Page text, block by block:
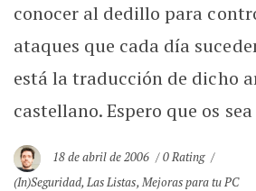
conocer al dedillo para
ataques que cada día
está la traducción de dicho
castellano. Espero que os
18 de abril de 2006
0 Rating
(In)Seguridad,Las Listas,Mejoras para tu PC